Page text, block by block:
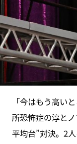
「今はもう高い
所恐怖症の淳と
平均台”対決。2